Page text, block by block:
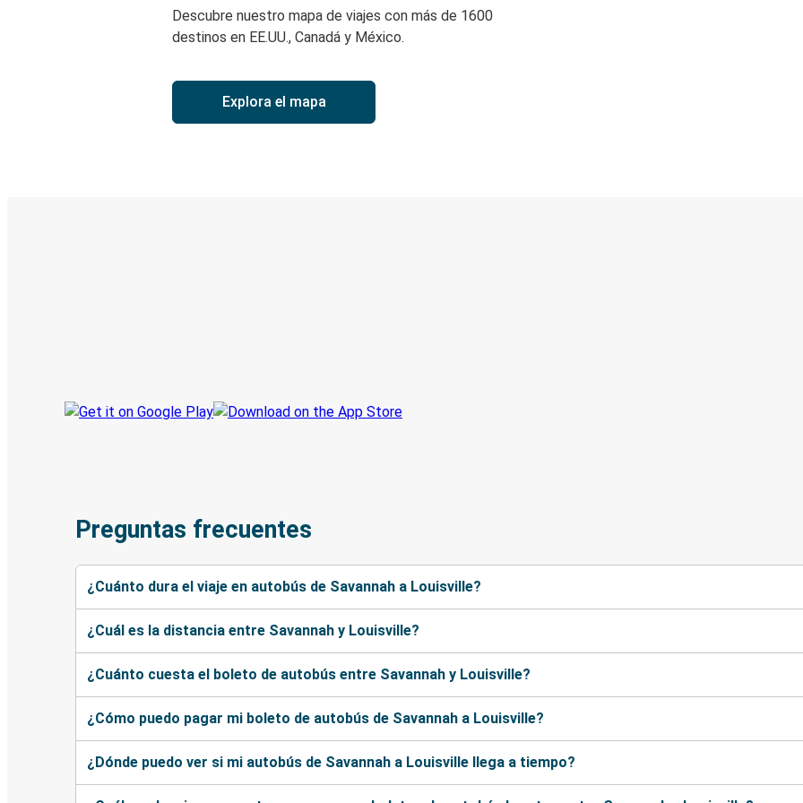
Descubre nuestro mapa de viajes con más de 1600
destinos en EE.UU., Canadá y México.
Explora el mapa
Preguntas frecuentes
¿Cuánto dura el viaje en autobús de Savannah a Louisville?
¿Cuál es la distancia entre Savannah y Louisville?
¿Cuánto cuesta el boleto de autobús entre Savannah y Louisville?
¿Cómo puedo pagar mi boleto de autobús de Savannah a Louisville?
¿Dónde puedo ver si mi autobús de Savannah a Louisville llega a tiempo?